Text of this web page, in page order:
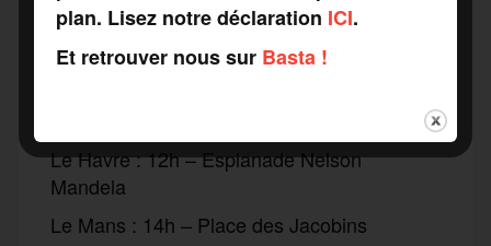
Le Blanc : 16h30 Sous-préfecture
Le Havre : 12h – Esplanade Nelson
Mandela
Le Mans : 14h – Place des Jacobins
plan. Lisez notre déclaration ICI.
Et retrouver nous sur Basta !